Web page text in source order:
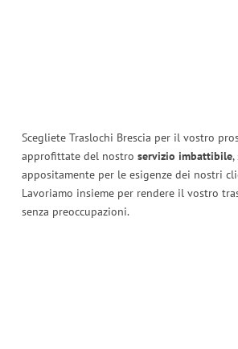
Scegliete Traslochi Brescia per il vostro
approfittate del nostro servizio imbattibile,
appositamente per le esigenze dei nostri
Lavoriamo insieme per rendere il vostro
senza preoccupazioni.